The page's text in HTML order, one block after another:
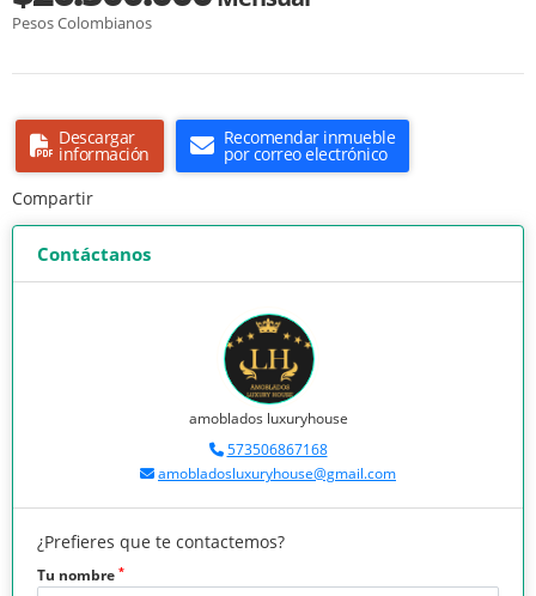
Pesos Colombianos
Descargar
información
Recomendar inmueble
por correo electrónico
Compartir
Contáctanos
amoblados luxuryhouse
573506867168
amobladosluxuryhouse@gmail.com
¿Prefieres que te contactemos?
Tu nombre *